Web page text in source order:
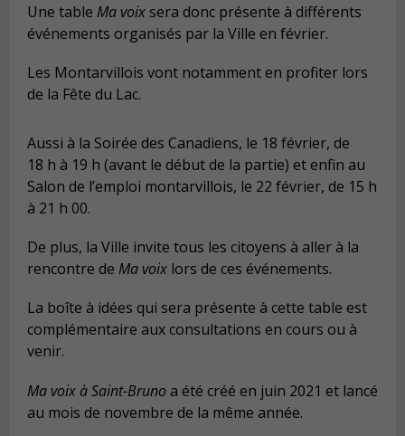
Une table Ma voix sera donc présente à différents
événements organisés par la Ville en février.
Les Montarvillois vont notamment en profiter lors
de la Fête du Lac.
Aussi à la Soirée des Canadiens, le 18 février, de
18 h à 19 h (avant le début de la partie) et enfin au
Salon de l’emploi montarvillois, le 22 février, de 15 h
à 21 h 00.
De plus, la Ville invite tous les citoyens à aller à la
rencontre de Ma voix lors de ces événements.
La boîte à idées qui sera présente à cette table est
complémentaire aux consultations en cours ou à
venir.
Ma voix à Saint-Bruno a été créé en juin 2021 et lancé
au mois de novembre de la même année.